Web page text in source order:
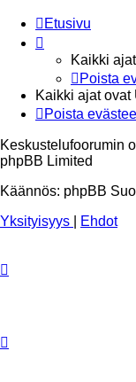
Etusivu
Kaikki
Poista
Kaikki ajat ovat
Poista
Keskustelufoorumin
phpBB Limited
Käännös: phpBB
Yksityisyys
Ehdot